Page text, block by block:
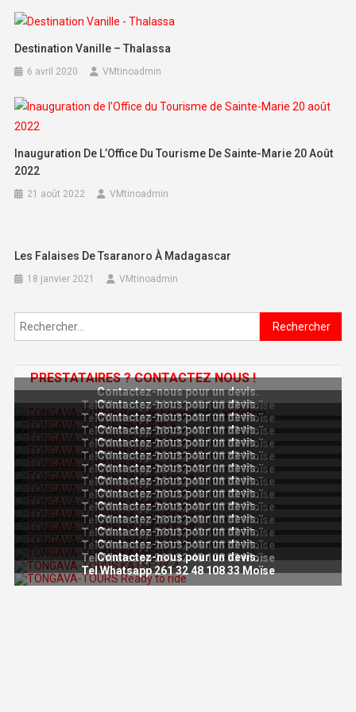
Destination Vanille – Thalassa
6 avril 2020 VMtinoadmin
Inauguration De L’Office Du Tourisme De Sainte-Marie 20 Août
2022
21 août 2022 VMtinoadmin
Les Falaises De Tsaranoro À Madagascar
18 janvier 2021 VMtinoadmin
Rechercher :
PRESTATAIRES ? CONTACTEZ NOUS !
Contactez-nous pour un devis.
Tel Whatsapp 261 32 48 108 33 Moïse
Contactez-nous pour un devis.
Tel Whatsapp 261 32 48 108 33 Moïse
Contactez-nous pour un devis.
Tel Whatsapp 261 32 48 108 33 Moïse
Contactez-nous pour un devis.
Tel Whatsapp 261 32 48 108 33 Moïse
Contactez-nous pour un devis.
Tel Whatsapp 261 32 48 108 33 Moïse
Contactez-nous pour un devis.
Tel Whatsapp 261 32 48 108 33 Moïse
Contactez-nous pour un devis.
Tel Whatsapp 261 32 48 108 33 Moïse
Contactez-nous pour un devis.
Tel Whatsapp 261 32 48 108 33 Moïse
Contactez-nous pour un devis.
Tel Whatsapp 261 32 48 108 33 Moïse
Contactez-nous pour un devis.
Tel Whatsapp 261 32 48 108 33 Moïse
Contactez-nous pour un devis.
Tel Whatsapp 261 32 48 108 33 Moïse
Contactez-nous pour un devis.
Tel Whatsapp 261 32 48 108 33 Moïse
Contactez-nous pour un devis.
Tel Whatsapp 261 32 48 108 33 Moïse
Contactez-nous pour un devis.
Tel Whatsapp 261 32 48 108 33 Moïse